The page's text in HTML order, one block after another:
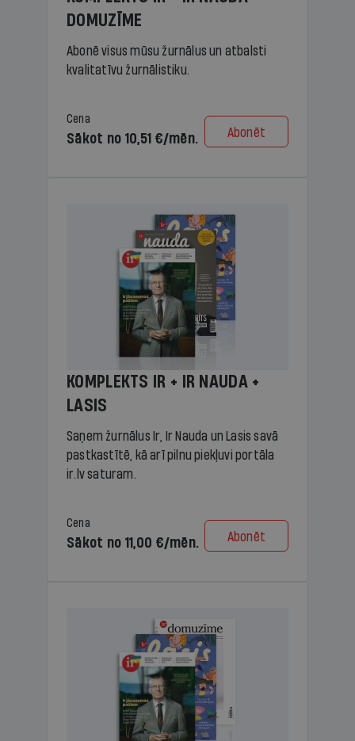
DOMUZĪME
Abonē visus mūsu žurnālus un atbalsti
kvalitatīvu žurnālistiku.
Cena
Sākot no 10,51 €/mēn. Abonēt
KOMPLEKTS IR + IR NAUDA +
LASIS
Saņem žurnālus Ir, Ir Nauda un Lasis savā
pastkastītē, kā arī pilnu piekļuvi portāla
ir.lv saturam.
Cena
Sākot no 11,00 €/mēn. Abonēt